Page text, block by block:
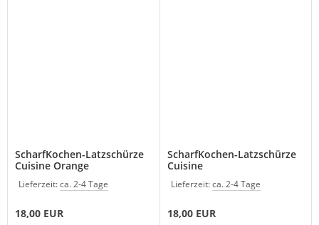
ScharfKochen-Latzschürze
Cuisine Orange
Lieferzeit:ca. 2-4 Tage
18,00 EUR
ScharfKochen-Latzschürze
Cuisine
Lieferzeit:ca. 2-4 Tage
18,00 EUR